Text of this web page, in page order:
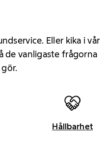
Eller kika i vår
de vanligaste frågorna
Hållbarhet